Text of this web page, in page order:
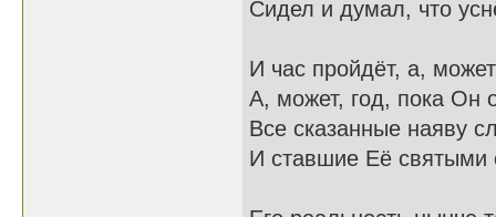
Сидел и думал, что
И час пройдёт, а,
А, может, год, пока Он
Все сказанные наяву
И ставшие Её святыми